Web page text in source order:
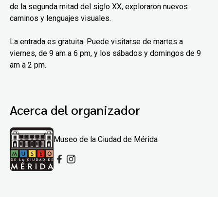
de la segunda mitad del siglo XX, exploraron nuevos
caminos y lenguajes visuales.
La entrada es gratuita. Puede visitarse de martes a
viernes, de 9 am a 6 pm, y los sábados y domingos de 9
am a 2 pm.
Acerca del organizador
Museo de la Ciudad de Mérida